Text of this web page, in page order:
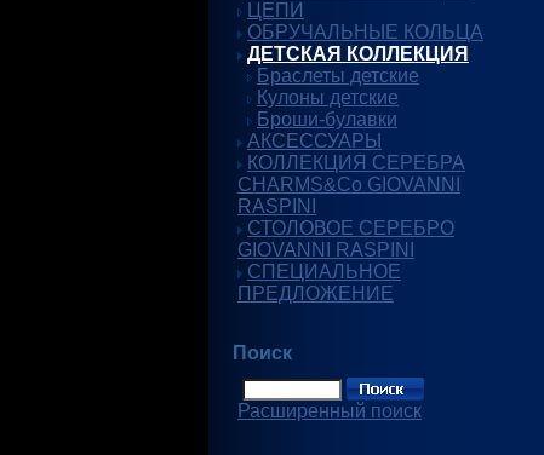
ЦЕПИ
ОБРУЧАЛЬНЫЕ КОЛЬЦА
ДЕТСКАЯ КОЛЛЕКЦИЯ
Браслеты детские
Кулоны детские
Броши-булавки
АКСЕССУАРЫ
КОЛЛЕКЦИЯ СЕРЕБРА
CHARMS&Co GIOVANNI
RASPINI
СТОЛОВОЕ СЕРЕБРО
GIOVANNI RASPINI
СПЕЦИАЛЬНОЕ
ПРЕДЛОЖЕНИЕ
Поиск
Расширенный поиск